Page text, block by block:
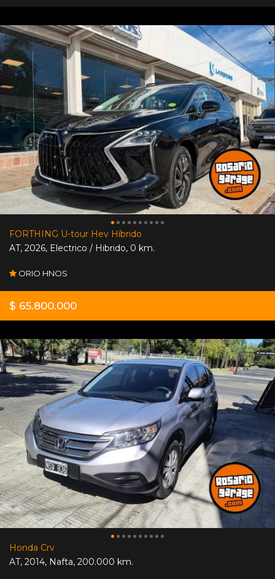
FORTHING U-tour Hev Híbrido
AT, 2026, Electrico / Hibrido, 0 km.
ORIO HNOS
$ 65.800.000
Honda Crv
AT, 2014, Nafta, 200.000 km.